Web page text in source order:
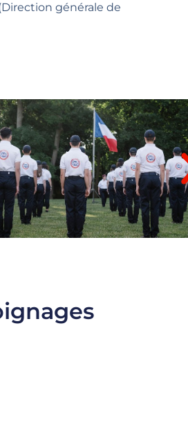
générale de